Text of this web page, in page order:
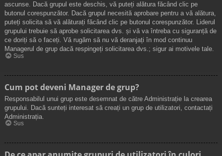
ascunse. Dacă grupul este deschis, vă puteți alătura făcând clic pe
butonul corespunzător. Dacă grupul necesită aprobare pentru a vă alătura,
puteți solicita să vă alăturați făcând clic pe butonul corespunzător. Liderul
grupului trebuie să aprobe solicitarea dvs. și vă va întreba cu siguranță de
ce doriți să o faceți. Vă rugăm să nu vă deranjați în mod continuu
Managerul de grup dacă respingeți solicitarea dvs.; sigur ai motivele tale.
Sus
Cum pot deveni Manager de grup?
Responsabilul unui grup este desemnat de către Administrație la crearea
grupului. Dacă sunteți interesat să creați un grup de utilizatori, contactați
Administrația.
Sus